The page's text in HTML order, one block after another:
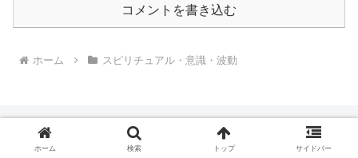
コメントを書き込む
ホーム スピリチュアル・意識・波動
🌕ブログ村ランキング参加中🌕
応援クリックでエネルギー循環✨
ホーム 検索 トップ サイドバー